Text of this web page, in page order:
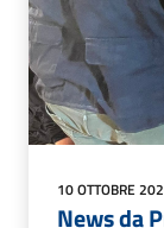
10 OTTOBRE
News da